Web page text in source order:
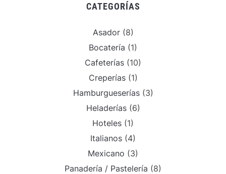
CATEGORÍAS
Asador(8)
Bocatería (1)
Cafeterías (10)
Creperías(1)
Hamburgueserías(3)
Heladerías(6)
Hoteles (1)
Italianos (4)
Mexicano (3)
Panadería / Pastelería (8)